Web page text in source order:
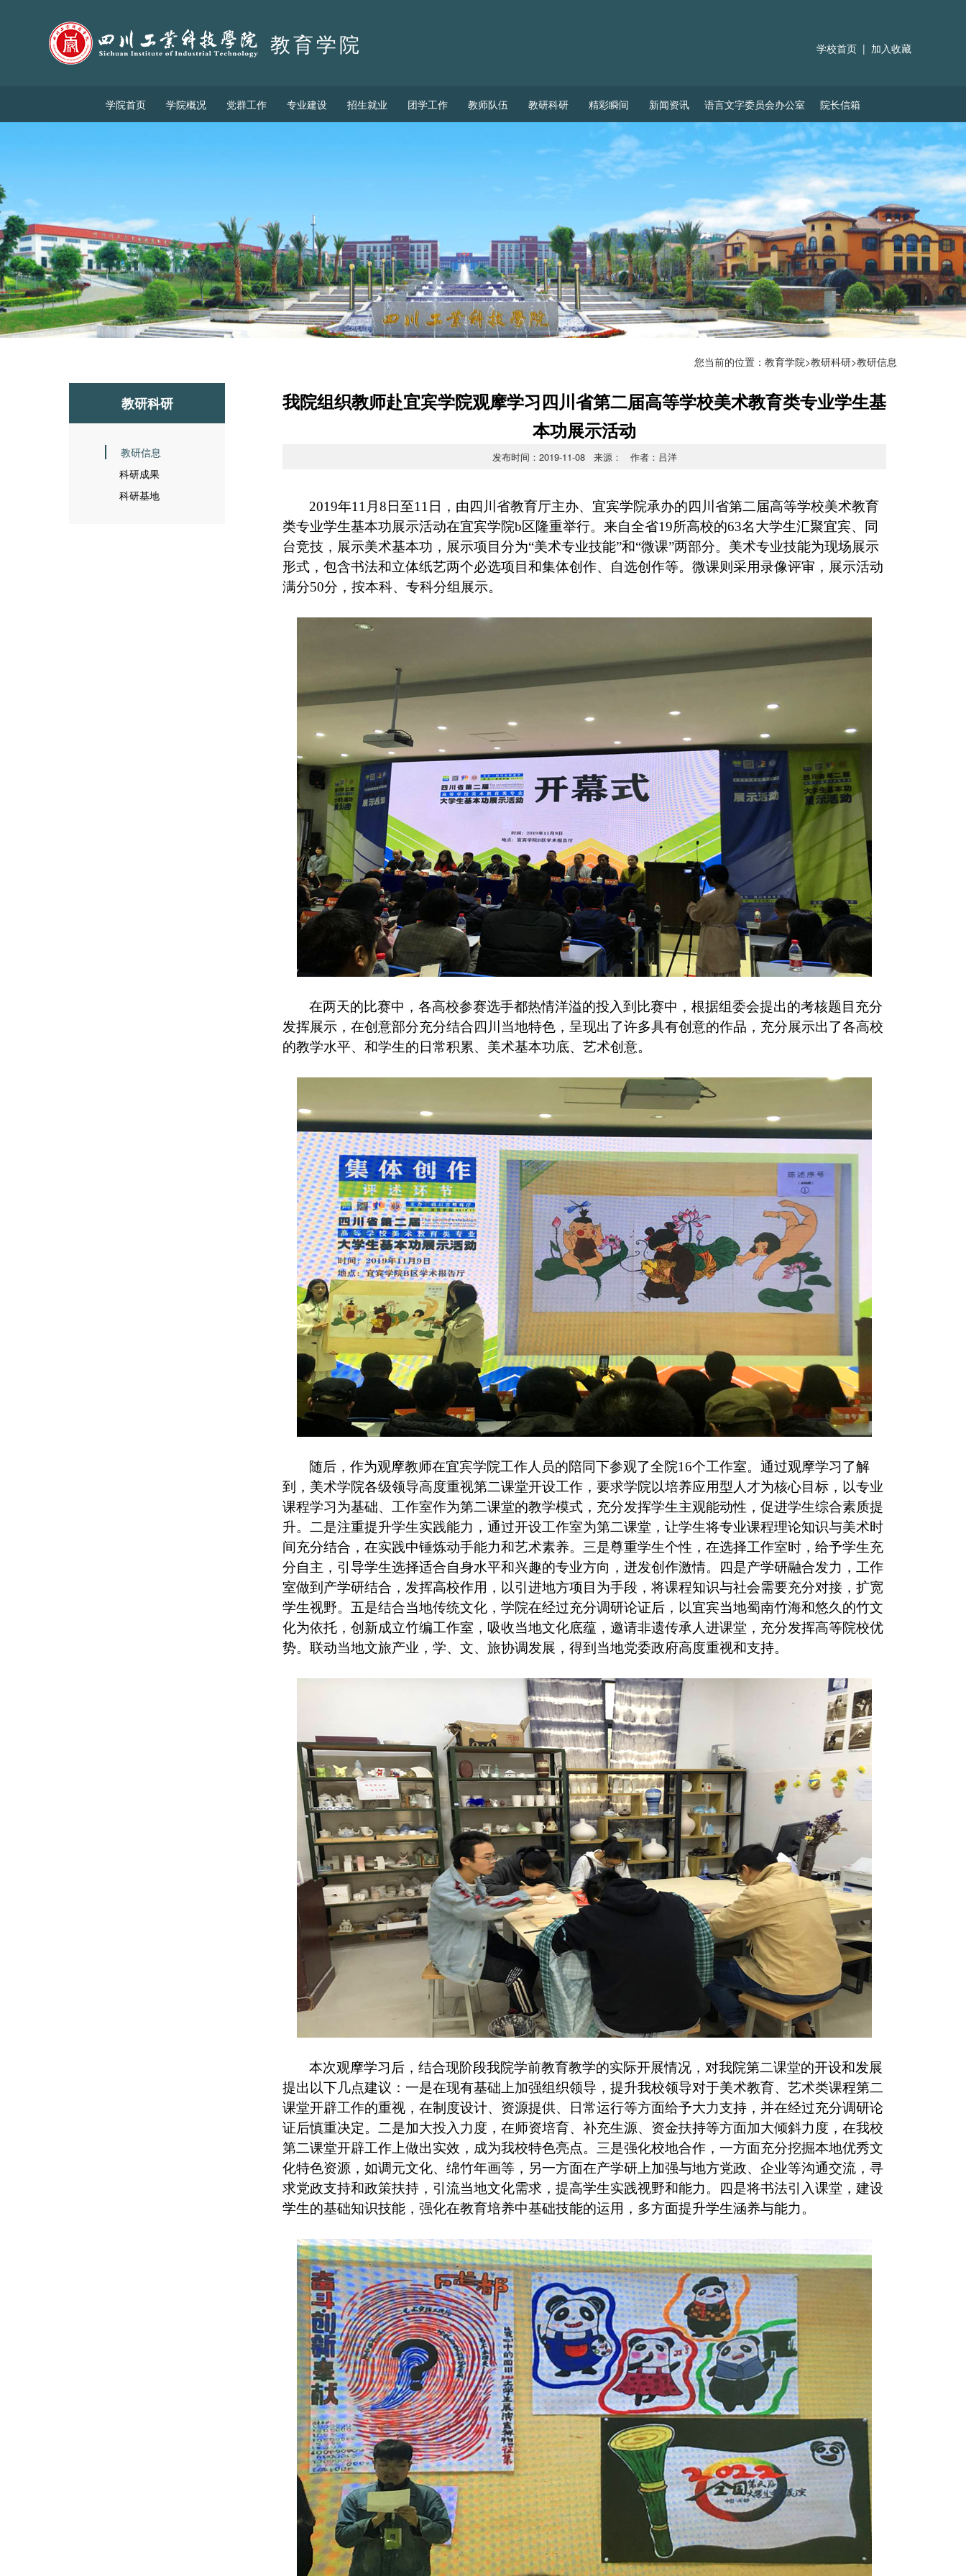
教育学院 学校首页 | 加入收藏
学院首页 学院概况 党群工作 专业建设 招生就业 团学工作 教师队伍 教研科研 精彩瞬间 新闻资讯 语言文字委员会办公室 院长信箱
教研科研
教研信息
科研成果
科研基地
您当前的位置： 教育学院>教研科研>教研信息
我院组织教师赴宜宾学院观摩学习四川省第二届高等学校美术教育类专业学生基
本功展示活动
发布时间：2019-11-08 来源： 作者：吕洋
2019年11月8日至11日，由四川省教育厅主办、宜宾学院承办的四川省第二届高等学校美术教育
类专业学生基本功展示活动在宜宾学院b区隆重举行。来自全省19所高校的63名大学生汇聚宜宾、同
台竞技，展示美术基本功，展示项目分为“美术专业技能”和“微课”两部分。美术专业技能为现场展示
形式，包含书法和立体纸艺两个必选项目和集体创作、自选创作等。微课则采用录像评审，展示活动
满分50分，按本科、专科分组展示。
在两天的比赛中，各高校参赛选手都热情洋溢的投入到比赛中，根据组委会提出的考核题目充分
发挥展示，在创意部分充分结合四川当地特色，呈现出了许多具有创意的作品，充分展示出了各高校
的教学水平、和学生的日常积累、美术基本功底、艺术创意。
随后，作为观摩教师在宜宾学院工作人员的陪同下参观了全院16个工作室。通过观摩学习了解
到，美术学院各级领导高度重视第二课堂开设工作，要求学院以培养应用型人才为核心目标，以专业
课程学习为基础、工作室作为第二课堂的教学模式，充分发挥学生主观能动性，促进学生综合素质提
升。二是注重提升学生实践能力，通过开设工作室为第二课堂，让学生将专业课程理论知识与美术时
间充分结合，在实践中锤炼动手能力和艺术素养。三是尊重学生个性，在选择工作室时，给予学生充
分自主，引导学生选择适合自身水平和兴趣的专业方向，迸发创作激情。四是产学研融合发力，工作
室做到产学研结合，发挥高校作用，以引进地方项目为手段，将课程知识与社会需要充分对接，扩宽
学生视野。五是结合当地传统文化，学院在经过充分调研论证后，以宜宾当地蜀南竹海和悠久的竹文
化为依托，创新成立竹编工作室，吸收当地文化底蕴，邀请非遗传承人进课堂，充分发挥高等院校优
势。联动当地文旅产业，学、文、旅协调发展，得到当地党委政府高度重视和支持。
本次观摩学习后，结合现阶段我院学前教育教学的实际开展情况，对我院第二课堂的开设和发展
提出以下几点建议：一是在现有基础上加强组织领导，提升我校领导对于美术教育、艺术类课程第二
课堂开辟工作的重视，在制度设计、资源提供、日常运行等方面给予大力支持，并在经过充分调研论
证后慎重决定。二是加大投入力度，在师资培育、补充生源、资金扶持等方面加大倾斜力度，在我校
第二课堂开辟工作上做出实效，成为我校特色亮点。三是强化校地合作，一方面充分挖掘本地优秀文
化特色资源，如调元文化、绵竹年画等，另一方面在产学研上加强与地方党政、企业等沟通交流，寻
求党政支持和政策扶持，引流当地文化需求，提高学生实践视野和能力。四是将书法引入课堂，建设
学生的基础知识技能，强化在教育培养中基础技能的运用，多方面提升学生涵养与能力。